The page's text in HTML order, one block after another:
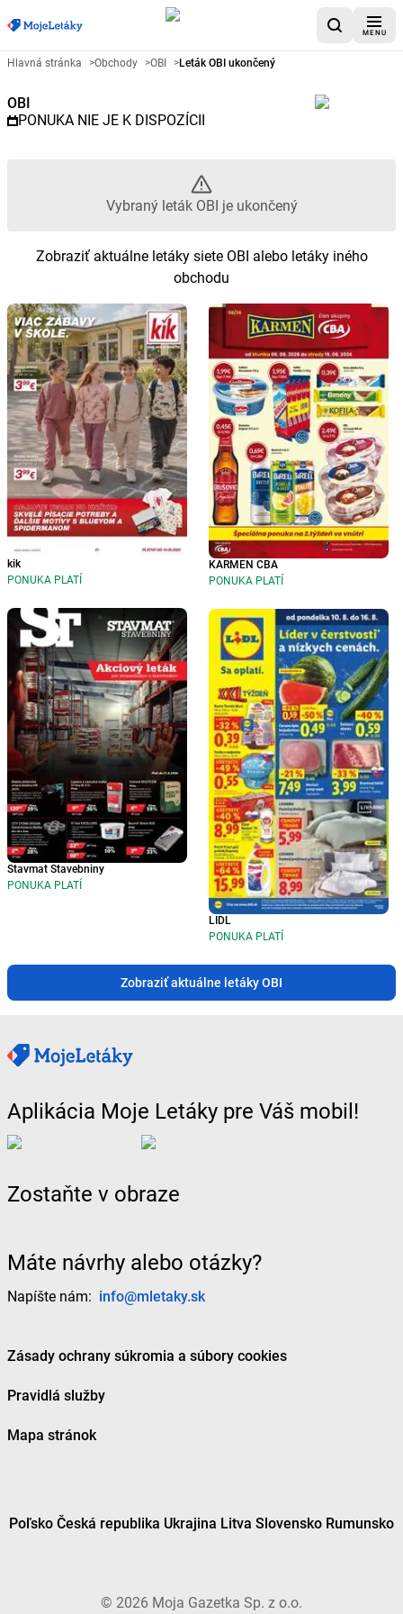
MENU
Reklamný leták OBI - Vybraný
Hlavná stránka >Obchody >OBI >Leták OBI ukončený
OBI
PONUKA NIE JE K DISPOZÍCII
Vybraný leták OBI je ukončený
Zobraziť aktuálne letáky siete OBI alebo letáky iného
obchodu
kik
PONUKA PLATÍ
Stavmat Stavebniny
PONUKA PLATÍ
KARMEN CBA
PONUKA PLATÍ
LIDL
PONUKA PLATÍ
Zobraziť aktuálne letáky OBI
Aplikácia Moje Letáky pre Váš mobil!
Zostaňte v obraze
Máte návrhy alebo otázky?
Napíšte nám: info@mletaky.sk
Zásady ochrany súkromia a súbory cookies
Pravidlá služby
Mapa stránok
Poľsko Česká republika Ukrajina Litva Slovensko Rumunsko
© 2026 Moja Gazetka Sp. z o.o.